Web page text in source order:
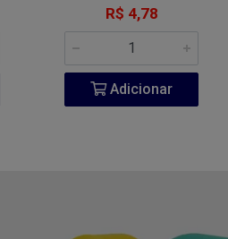
R$ 4,78
Adicionar